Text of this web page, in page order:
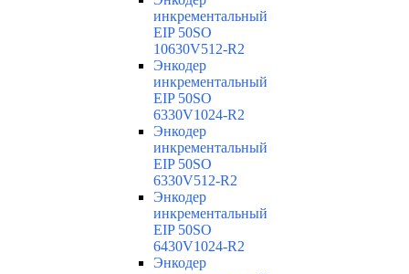
инкрементальный
EIP 50SO
10630V512-R2
Энкодер
инкрементальный
EIP 50SO
6330V1024-R2
Энкодер
инкрементальный
EIP 50SO
6330V512-R2
Энкодер
инкрементальный
EIP 50SO
6430V1024-R2
Энкодер